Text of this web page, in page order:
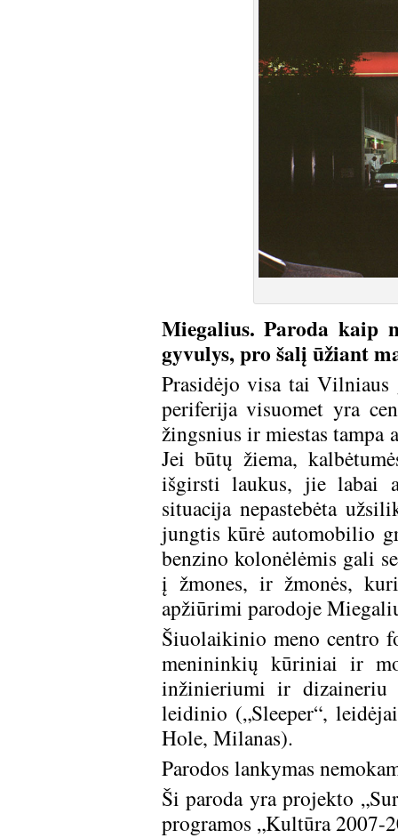
Miegalius. Paroda kaip
gyvulys, pro šalį ūžiant
Prasidėjo visa tai Vilniaus
periferija visuomet yra
žingsnius ir miestas
Jei būtų žiema,
išgirsti laukus, jie labai
situacija nepastebėta
jungtis kūrė automobilio
benzino kolonėlėmis gali
į žmones, ir žmonės,
apžiūrimi parodoje
Šiuolaikinio meno centro
menininkių kūriniai ir
inžinieriumi ir
leidinio („Sleeper“,
Hole, Milanas).
Parodos lankymas
Ši paroda yra projekto
programos „Kultūra 2007-